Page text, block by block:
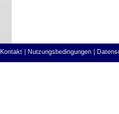
Kontakt | Nutzungsbedingungen |